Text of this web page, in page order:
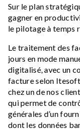
Sur le plan
gagner en
le pilotage à temps
Le traitement des
jours en mode
digitalisé, avec un
facture selon
chez un de nos
qui permet de
générales d’un
dont les données